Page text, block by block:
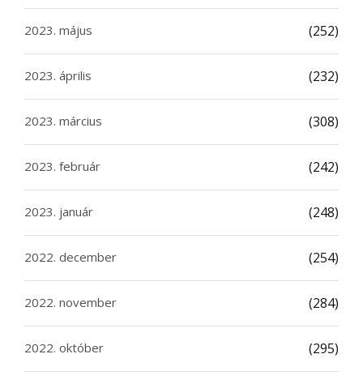
2023. május (252)
2023. április (232)
2023. március (308)
2023. február (242)
2023. január (248)
2022. december (254)
2022. november (284)
2022. október (295)